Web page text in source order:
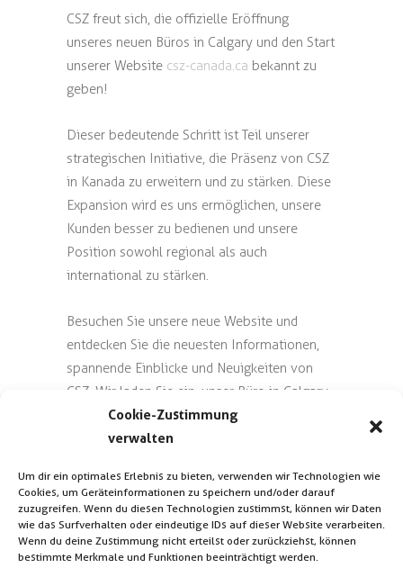
Cookie-Zustimmung
verwalten
Um dir ein optimales Erlebnis zu bieten, verwenden wir Technologien wie
Cookies, um Geräteinformationen zu speichern und/oder darauf
zuzugreifen. Wenn du diesen Technologien zustimmst, können wir Daten
wie das Surfverhalten oder eindeutige IDs auf dieser Website verarbeiten.
Wenn du deine Zustimmung nicht erteilst oder zurückziehst, können
bestimmte Merkmale und Funktionen beeinträchtigt werden.
CSZ freut sich, die offizielle Eröffnung
unseres neuen Büros in Calgary und den Start
unserer Website csz-canada.ca bekannt zu
geben!
Dieser bedeutende Schritt ist Teil unserer
strategischen Initiative, die Präsenz von CSZ
in Kanada zu erweitern und zu stärken. Diese
Expansion wird es uns ermöglichen, unsere
Kunden besser zu bedienen und unsere
Position sowohl regional als auch
international zu stärken.
Besuchen Sie unsere neue Website und
entdecken Sie die neuesten Informationen,
spannende Einblicke und Neuigkeiten von
CSZ. Wir laden Sie ein, unser Büro in Calgary
zu besuchen und freuen uns darauf, Sie
persönlich kennenzulernen!
Bleiben Sie dran für weitere spannende
Entwicklungen!